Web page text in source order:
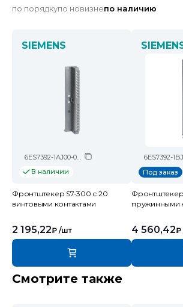
по порядкупо новизнепо наличию
SIEMENS
6ES7392-1AJ00-0AA0
В наличии
Фронтштекер S7-300 с 20
винтовыми контактами
2 195,22₽ /шт
Под заказ
пружинными
4 560,42₽
Смотрите также